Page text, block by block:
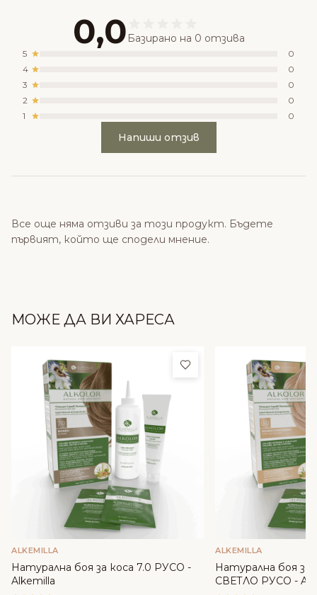
0,0 Базирано на 0 отзива
5
0
4
0
3
0
2
0
1
0
Напиши отзив
Все още няма отзиви за този продукт. Бъдете
първият, който ще сподели мнение.
МОЖЕ ДА ВИ ХАРЕСА
Добави в любими
ALKEMILLA
Натурална боя за коса 7.0 РУСО -
Alkemilla
ALKEMILLA
Натурална боя
СВЕТЛО РУСО -